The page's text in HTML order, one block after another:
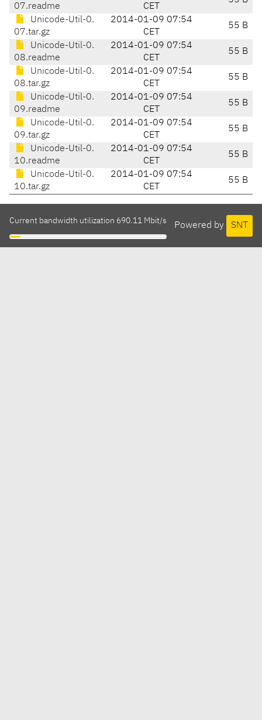
07.readme
CET
Unicode-Util-0.
07.tar.gz
2014-01-09 07:54
CET
55 B
Unicode-Util-0.
08.readme
2014-01-09 07:54
CET
55 B
Unicode-Util-0.
08.tar.gz
2014-01-09 07:54
CET
55 B
Unicode-Util-0.
09.readme
2014-01-09 07:54
CET
55 B
Unicode-Util-0.
09.tar.gz
2014-01-09 07:54
CET
55 B
Unicode-Util-0.
10.readme
2014-01-09 07:54
CET
55 B
Unicode-Util-0.
10.tar.gz
2014-01-09 07:54
CET
55 B
Powered by SNT
Current bandwidth utilization 690.11 Mbit/s